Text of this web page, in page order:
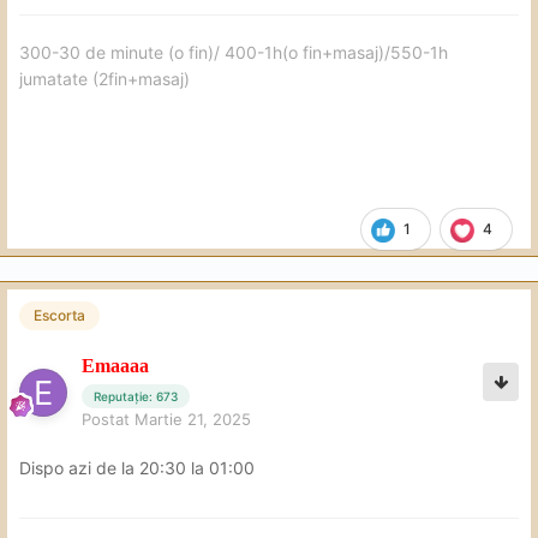
Am achitat amenda de 500 pentru 1:30 min !
1 4
300-30 de minute (o fin)/ 400-1h(o fin+masaj)/550-1h
jumatate (2fin+masaj)
Escorta
Emaaaa
Reputație: 673
Postat Martie 21, 2025
Dispo azi de la 20:30 la 01:00